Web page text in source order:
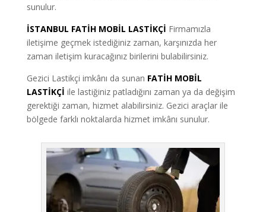
sunulur.
İSTANBUL FATİH MOBİL LASTİKÇİ Firmamızla
iletişime geçmek istediğiniz zaman, karşınızda her
zaman iletişim kuracağınız birilerini bulabilirsiniz.
Gezici Lastikçi imkânı da sunan FATİH MOBİL
LASTİKÇİ ile lastiğiniz patladığını zaman ya da değişim
gerektiği zaman, hizmet alabilirsiniz. Gezici araçlar ile
bölgede farklı noktalarda hizmet imkânı sunulur.